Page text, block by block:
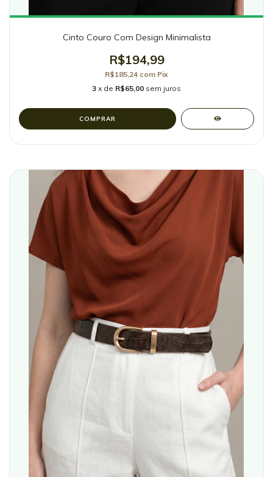
Cinto Couro Com Design Minimalista
R$194,99
R$185,24 com Pix
3 x de R$65,00 sem juros
COMPRAR